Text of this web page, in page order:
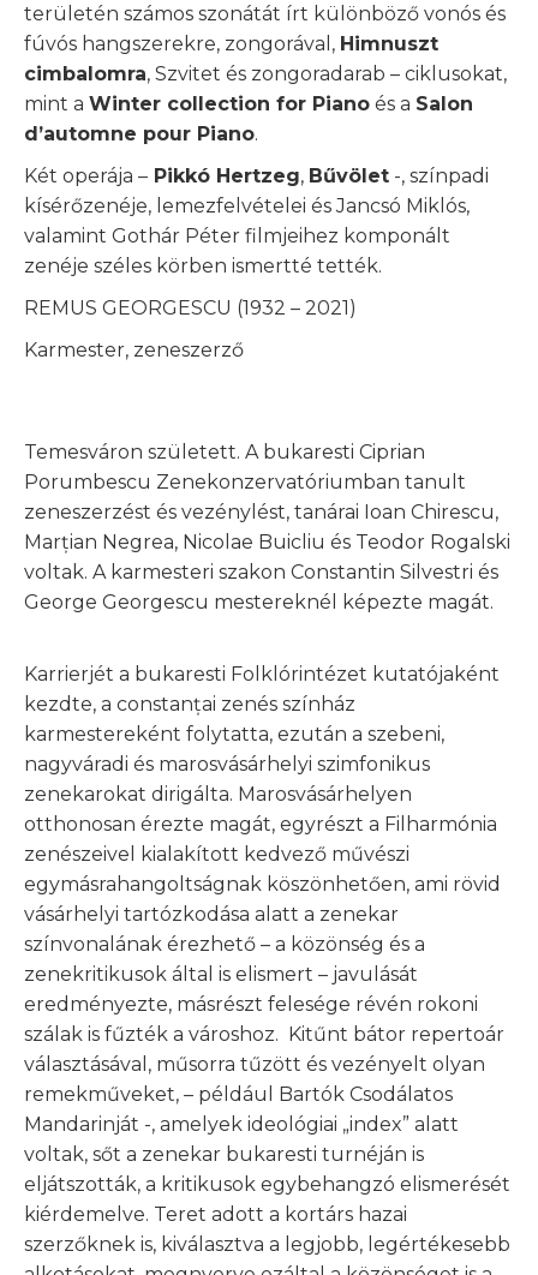
területén számos szonátát írt különböző vonós és
fúvós hangszerekre, zongorával, Himnuszt
cimbalomra, Szvitet és zongoradarab – ciklusokat,
mint a Winter collection for Piano és a Salon
d’automne pour Piano.
Két operája – Pikkó Hertzeg, Bűvölet -, színpadi
kísérőzenéje, lemezfelvételei és Jancsó Miklós,
valamint Gothár Péter filmjeihez komponált
zenéje széles körben ismertté tették.
REMUS GEORGESCU (1932 – 2021)
Karmester, zeneszerző
Temesváron született. A bukaresti Ciprian
Porumbescu Zenekonzervatóriumban tanult
zeneszerzést és vezénylést, tanárai Ioan Chirescu,
Marțian Negrea, Nicolae Buicliu és Teodor Rogalski
voltak. A karmesteri szakon Constantin Silvestri és
George Georgescu mestereknél képezte magát.
Karrierjét a bukaresti Folklórintézet kutatójaként
kezdte, a constanțai zenés színház
karmestereként folytatta, ezután a szebeni,
nagyváradi és marosvásárhelyi szimfonikus
zenekarokat dirigálta. Marosvásárhelyen
otthonosan érezte magát, egyrészt a Filharmónia
zenészeivel kialakított kedvező művészi
egymásrahangoltságnak köszönhetően, ami rövid
vásárhelyi tartózkodása alatt a zenekar
színvonalának érezhető – a közönség és a
zenekritikusok által is elismert – javulását
eredményezte, másrészt felesége révén rokoni
szálak is fűzték a városhoz. Kitűnt bátor repertoár
választásával, műsorra tűzött és vezényelt olyan
remekműveket, – például Bartók Csodálatos
Mandarinját -, amelyek ideológiai „index” alatt
voltak, sőt a zenekar bukaresti turnéján is
eljátszották, a kritikusok egybehangzó elismerését
kiérdemelve. Teret adott a kortárs hazai
szerzőknek is, kiválasztva a legjobb, legértékesebb